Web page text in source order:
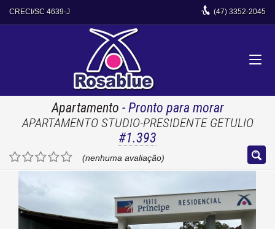
CRECI/SC 4639-J (47) 3352-2045
Apartamento - Pronto para morar
APARTAMENTO STUDIO-PRESIDENTE GETULIO
#1.393
(nenhuma avaliação)